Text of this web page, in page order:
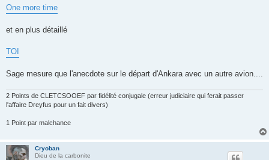
One more time
et en plus détaillé
TOI
Sage mesure que l'anecdote sur le départ d'Ankara avec un autre avion....
2 Points de CLETCSOOEF par fidélité conjugale (erreur judiciaire qui ferait passer
l'affaire Dreyfus pour un fait divers)
1 Point par malchance
Cryoban
Dieu de la carbonite